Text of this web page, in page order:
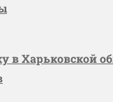
в Харьковской